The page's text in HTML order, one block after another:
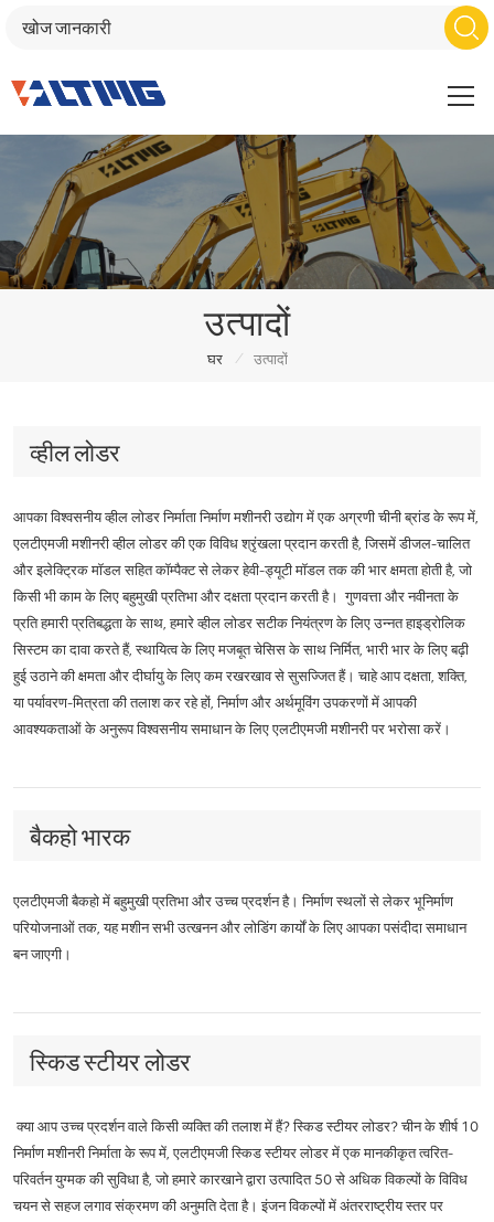
उत्पादों
घर / उत्पादों
व्हील लोडर
आपका विश्वसनीय व्हील लोडर निर्माता निर्माण मशीनरी उद्योग में एक अग्रणी चीनी ब्रांड के रूप में,
एलटीएमजी मशीनरी व्हील लोडर की एक विविध श्रृंखला प्रदान करती है, जिसमें डीजल-चालित
और इलेक्ट्रिक मॉडल सहित कॉम्पैक्ट से लेकर हेवी-ड्यूटी मॉडल तक की भार क्षमता होती है, जो
किसी भी काम के लिए बहुमुखी प्रतिभा और दक्षता प्रदान करती है। गुणवत्ता और नवीनता के
प्रति हमारी प्रतिबद्धता के साथ, हमारे व्हील लोडर सटीक नियंत्रण के लिए उन्नत हाइड्रोलिक
सिस्टम का दावा करते हैं, स्थायित्व के लिए मजबूत चेसिस के साथ निर्मित, भारी भार के लिए बढ़ी
हुई उठाने की क्षमता और दीर्घायु के लिए कम रखरखाव से सुसज्जित हैं। चाहे आप दक्षता, शक्ति,
या पर्यावरण-मित्रता की तलाश कर रहे हों, निर्माण और अर्थमूविंग उपकरणों में आपकी
आवश्यकताओं के अनुरूप विश्वसनीय समाधान के लिए एलटीएमजी मशीनरी पर भरोसा करें।
बैकहो भारक
एलटीएमजी बैकहो में बहुमुखी प्रतिभा और उच्च प्रदर्शन है। निर्माण स्थलों से लेकर भूनिर्माण
परियोजनाओं तक, यह मशीन सभी उत्खनन और लोडिंग कार्यों के लिए आपका पसंदीदा समाधान
बन जाएगी।
स्किड स्टीयर लोडर
क्या आप उच्च प्रदर्शन वाले किसी व्यक्ति की तलाश में हैं? स्किड स्टीयर लोडर? चीन के शीर्ष 10
निर्माण मशीनरी निर्माता के रूप में, एलटीएमजी स्किड स्टीयर लोडर में एक मानकीकृत त्वरित-
परिवर्तन युग्मक की सुविधा है, जो हमारे कारखाने द्वारा उत्पादित 50 से अधिक विकल्पों के विविध
चयन से सहज लगाव संक्रमण की अनुमति देता है। इंजन विकल्पों में अंतरराष्ट्रीय स्तर पर